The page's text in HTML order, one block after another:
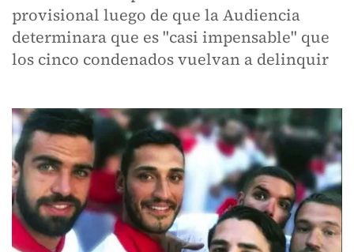
provisional luego de que la Audiencia
determinara que es "casi impensable" que
los cinco condenados vuelvan a delinquir